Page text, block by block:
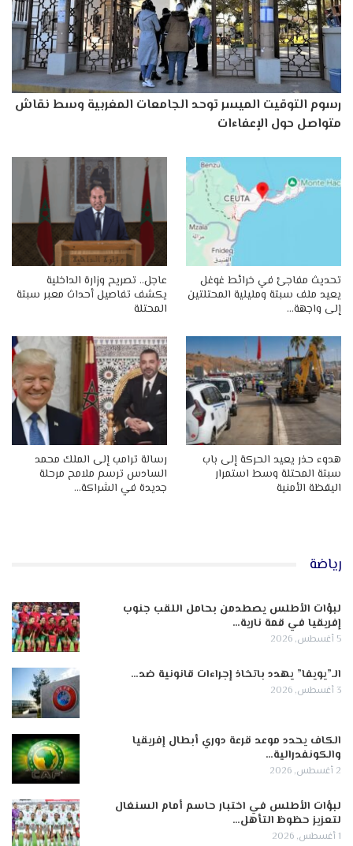
رسوم التوقيت الميسر توحد الجامعات المغربية وسط نقاش
متواصل حول الإعفاءات
تحديث مفاجئ في خرائط غوغل
يعيد ملف سبتة ومليلية المحتلتين
إلى واجهة…
عاجل.. تصريح وزارة الداخلية
يكشف تفاصيل أحداث معبر سبتة
المحتلة
هدوء حذر يعيد الحركة إلى باب
سبتة المحتلة وسط استمرار
اليقظة الأمنية
رسالة ترامب إلى الملك محمد
السادس ترسم ملامح مرحلة
جديدة في الشراكة…
رياضة
لبؤات الأطلس يصطدمن بحامل اللقب جنوب
إفريقيا في قمة نارية…
5 أغسطس, 2026
الـ”يويفا” يهدد باتخاذ إجراءات قانونية ضد…
3 أغسطس, 2026
الكاف يحدد موعد قرعة دوري أبطال إفريقيا
والكونفدرالية…
2 أغسطس, 2026
لبؤات الأطلس في اختبار حاسم أمام السنغال
لتعزيز حظوظ التأهل…
1 أغسطس, 2026